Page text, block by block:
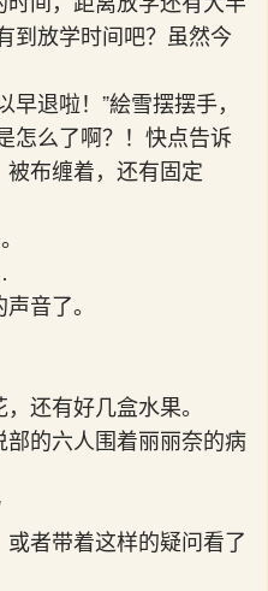
到放学时间吧？虽然今
退啦！”絵雪摆摆手，
怎么了啊？！快点告诉
布缠着，还有固定
音了。
还有好几盒水果。
的六人围着丽丽奈的病
者带着这样的疑问看了